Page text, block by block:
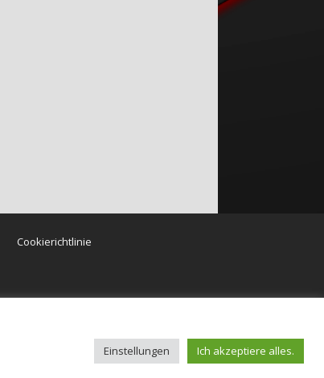
Cookierichtlinie
PUBLISHER/ENTWICKLER
Einstellungen Ich akzeptiere alles.